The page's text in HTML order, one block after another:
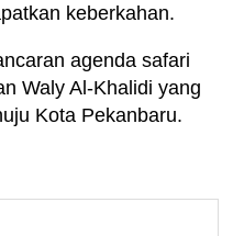
keberkahan.
agenda safari
Waly Al-Khalidi yang
Kota Pekanbaru.